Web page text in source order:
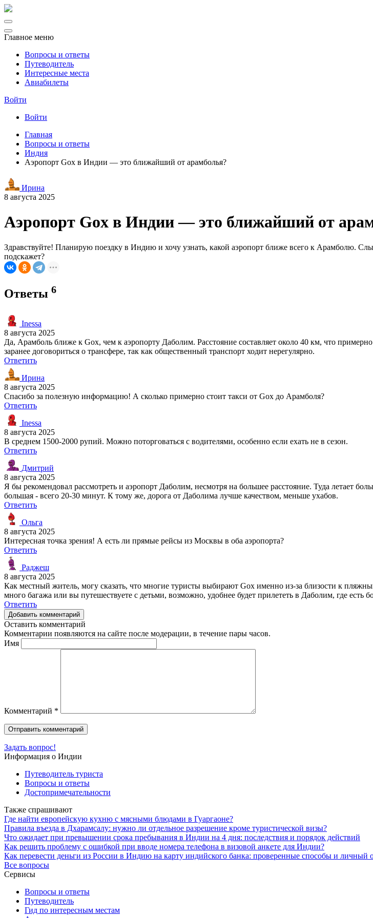
Главное меню
Вопросы и ответы
Путеводитель
Интересные места
Авиабилеты
Войти
Войти
Главная
Вопросы и ответы
Индия
Аэропорт Gox в Индии — это ближайший от арамболья?
Ирина
8 августа 2025
Аэропорт Gox в Индии — это ближайший от
Здравствуйте! Планирую поездку в Индию и хочу узнать, какой аэропорт ближе всего к Арамболю.
подскажет?
Ответы 6
Inessa
8 августа 2025
Да, Арамболь ближе к Gox, чем к аэропорту Даболим. Расстояние составляет около 40 км, что
заранее договориться о трансфере, так как общественный транспорт ходит нерегулярно.
Ответить
Ирина
8 августа 2025
Спасибо за полезную информацию! А сколько примерно стоит такси от Gox до Арамболя?
Ответить
Inessa
8 августа 2025
В среднем 1500-2000 рупий. Можно поторговаться с водителями, особенно если ехать не в сезон.
Ответить
Дмитрий
8 августа 2025
Я бы рекомендовал рассмотреть и аэропорт Даболим, несмотря на большее расстояние. Туда летает
большая - всего 20-30 минут. К тому же, дорога от Даболима лучше качеством, меньше ухабов.
Ответить
Ольга
8 августа 2025
Интересная точка зрения! А есть ли прямые рейсы из Москвы в оба аэропорта?
Ответить
Раджеш
8 августа 2025
Как местный житель, могу сказать, что многие туристы выбирают Gox именно из-за близости к
много багажа или вы путешествуете с детьми, возможно, удобнее будет прилететь в Даболим, где есть
Ответить
Добавить комментарий
Оставить комментарий
Комментарии появляются на сайте после модерации, в течение пары часов.
Имя
Комментарий *
Задать вопрос!
Информация о Индии
Путеводитель туриста
Вопросы и ответы
Достопримечательности
Также спрашивают
Где найти европейскую кухню с мясными блюдами в Гуаргаоне?
Правила въезда в Дхарамсалу: нужно ли отдельное разрешение кроме туристической визы?
Что ожидает при превышении срока пребывания в Индии на 4 дня: последствия и порядок действий
Как решить проблему с ошибкой при вводе номера телефона в визовой анкете для Индии?
Как перевести деньги из России в Индию на карту индийского банка: проверенные способы и личный
Все вопросы
Сервисы
Вопросы и ответы
Путеводитель
Гид по интересным местам